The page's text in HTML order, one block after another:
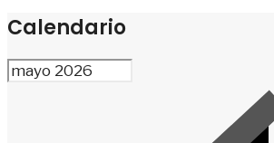
Calendario